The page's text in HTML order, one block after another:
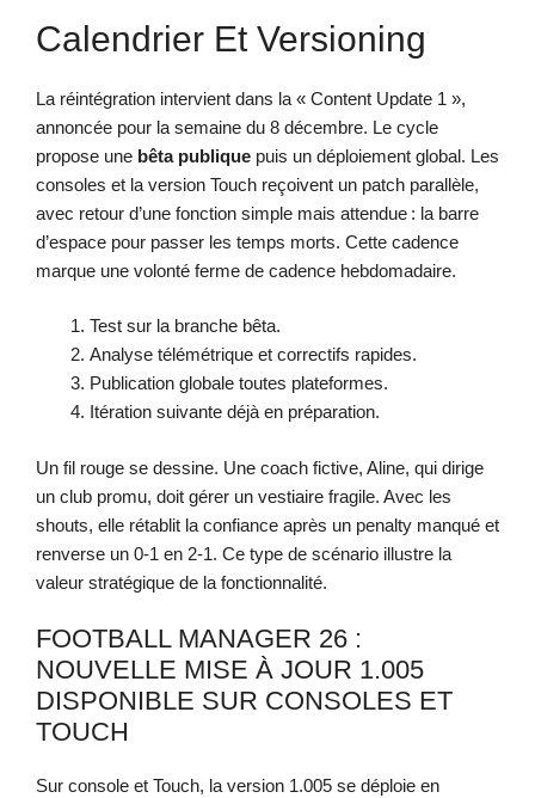
Calendrier Et Versioning
La réintégration intervient dans la « Content Update 1 »,
annoncée pour la semaine du 8 décembre. Le cycle
propose une bêta publique puis un déploiement global. Les
consoles et la version Touch reçoivent un patch parallèle,
avec retour d’une fonction simple mais attendue : la barre
d’espace pour passer les temps morts. Cette cadence
marque une volonté ferme de cadence hebdomadaire.
Test sur la branche bêta.
Analyse télémétrique et correctifs rapides.
Publication globale toutes plateformes.
Itération suivante déjà en préparation.
Un fil rouge se dessine. Une coach fictive, Aline, qui dirige
un club promu, doit gérer un vestiaire fragile. Avec les
shouts, elle rétablit la confiance après un penalty manqué et
renverse un 0-1 en 2-1. Ce type de scénario illustre la
valeur stratégique de la fonctionnalité.
FOOTBALL MANAGER 26 :
NOUVELLE MISE À JOUR 1.005
DISPONIBLE SUR CONSOLES ET
TOUCH
Sur console et Touch, la version 1.005 se déploie en